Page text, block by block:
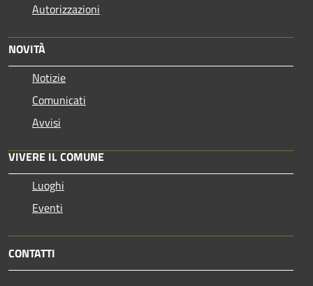
Autorizzazioni
NOVITÀ
Notizie
Comunicati
Avvisi
VIVERE IL COMUNE
Luoghi
Eventi
CONTATTI